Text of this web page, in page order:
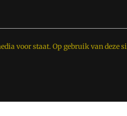
voor staat. Op gebruik van deze